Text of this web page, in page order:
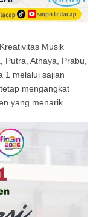
Musik
Athaya, Prabu,
1 melalui sajian
mengangkat
yang menarik.